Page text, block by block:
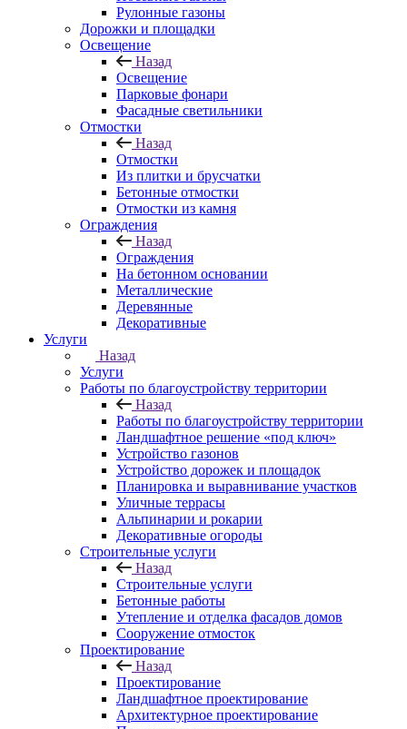
Рулонные газоны
Дорожки и площадки
Освещение
Назад
Освещение
Парковые фонари
Фасадные светильники
Отмостки
Назад
Отмостки
Из плитки и брусчатки
Бетонные отмостки
Отмостки из камня
Ограждения
Назад
Ограждения
На бетонном основании
Металлические
Деревянные
Декоративные
Услуги
Назад
Услуги
Работы по благоустройству территории
Назад
Работы по благоустройству территории
Ландшафтное решение «под ключ»
Устройство газонов
Устройство дорожек и площадок
Планировка и выравнивание участков
Уличные террасы
Альпинарии и рокарии
Декоративные огороды
Строительные услуги
Назад
Строительные услуги
Бетонные работы
Утепление и отделка фасадов домов
Сооружение отмосток
Проектирование
Назад
Проектирование
Ландшафтное проектирование
Архитектурное проектирование